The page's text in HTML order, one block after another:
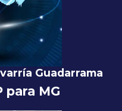
Guadarrama
para MG